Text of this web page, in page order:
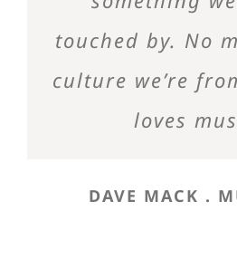
touched by. No
culture we’re
loves
DAVE MACK .